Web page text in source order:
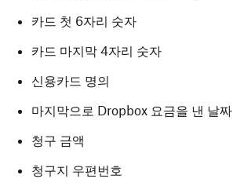
카드 첫 6자리 숫자
카드 마지막 4자리 숫자
신용카드 명의
마지막으로 Dropbox 요금을 낸 날짜
청구 금액
청구지 우편번호